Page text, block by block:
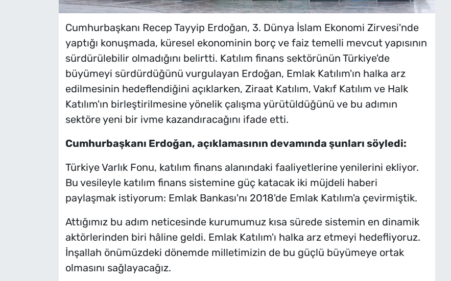
Cumhurbaşkanı Recep Tayyip Erdoğan, 3. Dünya İslam Ekonomi Zirvesi'nde
yaptığı konuşmada, küresel ekonominin borç ve faiz temelli mevcut yapısının
sürdürülebilir olmadığını belirtti. Katılım finans sektörünün Türkiye'de
büyümeyi sürdürdüğünü vurgulayan Erdoğan, Emlak Katılım'ın halka arz
edilmesinin hedeflendiğini açıklarken, Ziraat Katılım, Vakıf Katılım ve Halk
Katılım'ın birleştirilmesine yönelik çalışma yürütüldüğünü ve bu adımın
sektöre yeni bir ivme kazandıracağını ifade etti.
Cumhurbaşkanı Erdoğan, açıklamasının devamında şunları söyledi:
Türkiye Varlık Fonu, katılım finans alanındaki faaliyetlerine yenilerini ekliyor.
Bu vesileyle katılım finans sistemine güç katacak iki müjdeli haberi
paylaşmak istiyorum: Emlak Bankası'nı 2018'de Emlak Katılım'a çevirmiştik.
Attığımız bu adım neticesinde kurumumuz kısa sürede sistemin en dinamik
aktörlerinden biri hâline geldi. Emlak Katılım'ı halka arz etmeyi hedefliyoruz.
İnşallah önümüzdeki dönemde milletimizin de bu güçlü büyümeye ortak
olmasını sağlayacağız.